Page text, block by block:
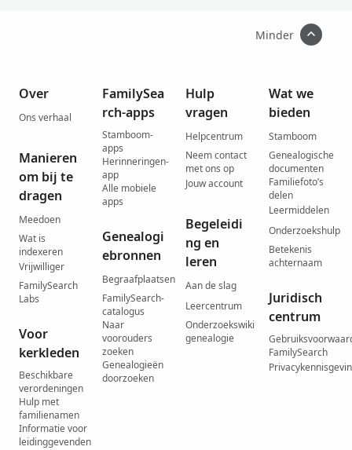
Minder
Over
Ons verhaal
Manieren
om bij te
dragen
Meedoen
Wat is
indexeren
Vrijwilliger
FamilySearch
Labs
Voor
kerkleden
Beschikbare
verordeningen
Hulp met
familienamen
Informatie voor
leidinggevenden
FamilySea
rch-apps
Stamboom-
apps
Herinneringen-
app
Alle mobiele
apps
Genealogi
ebronnen
Begraafplaatsen
FamilySearch-
catalogus
Naar
voorouders
zoeken
Genealogieën
doorzoeken
Hulp
vragen
Helpcentrum
Neem contact
met ons op
Jouw account
Begeleidi
ng en
leren
Aan de slag
Leercentrum
Onderzoekswiki
genealogie
Wat we
bieden
Stamboom
Genealogische
documenten
Familiefoto’s
delen
Leermiddelen
Onderzoekshulp
Betekenis
achternaam
Juridisch
centrum
FamilySearch